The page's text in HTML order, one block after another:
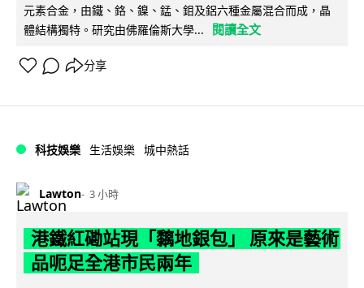
元素合金，由鐵、鉻、鎳、錳、鉬及鋁六種金屬混合而成，晶
體結構獨特。研究由佛羅倫斯大學...
閱讀全文
分享
科技娛樂 生活娛樂 城中熱話
Lawton 3 小時
港鐵紅磡站現「黐地銀包」 原來是藝術
品呃足全港市民兩年